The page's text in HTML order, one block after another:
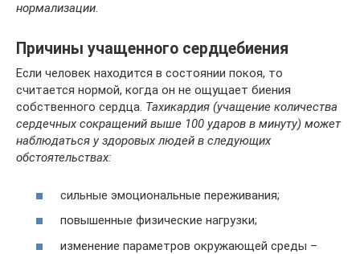
нормализации.
Причины учащенного сердцебиения
Если человек находится в состоянии покоя, то
считается нормой, когда он не ощущает биения
собственного сердца. Тахикардия (учащение количества
сердечных сокращений выше 100 ударов в минуту) может
наблюдаться у здоровых людей в следующих
обстоятельствах:
сильные эмоциональные переживания;
повышенные физические нагрузки;
изменение параметров окружающей среды –